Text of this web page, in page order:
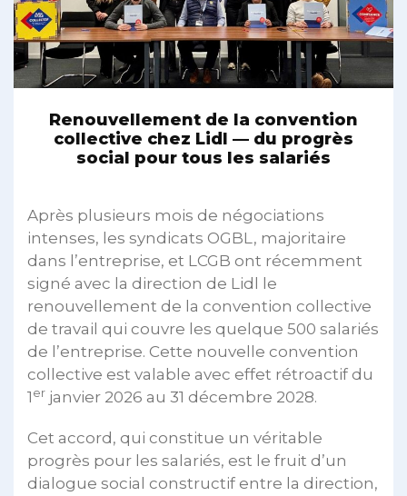
Renouvellement de la convention
collective chez Lidl — du progrès
social pour tous les salariés
Après plusieurs mois de négociations
intenses, les syndicats OGBL, majoritaire
dans l’entreprise, et LCGB ont récemment
signé avec la direction de Lidl le
renouvellement de la convention collective
de travail qui couvre les quelque 500 salariés
de l’entreprise. Cette nouvelle convention
collective est valable avec effet rétroactif du
1 er janvier 2026 au 31 décembre 2028.
Cet accord, qui constitue un véritable
progrès pour les salariés, est le fruit d’un
dialogue social constructif entre la direction,